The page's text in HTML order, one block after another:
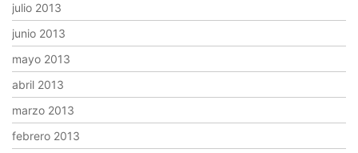
julio 2013
junio 2013
mayo 2013
abril 2013
marzo 2013
febrero 2013